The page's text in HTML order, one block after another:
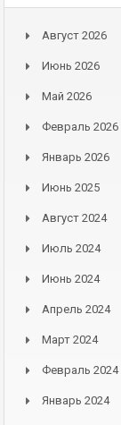
Август 2026
Июнь 2026
Май 2026
Февраль 2026
Январь 2026
Июнь 2025
Август 2024
Июль 2024
Июнь 2024
Апрель 2024
Март 2024
Февраль 2024
Январь 2024